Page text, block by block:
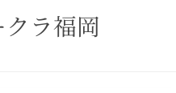
ラ福岡